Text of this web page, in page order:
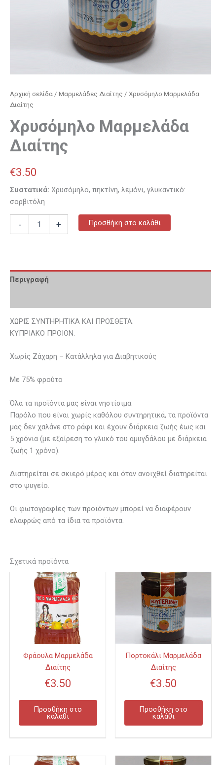
Αρχική σελίδα / Μαρμελάδες Διαίτης / Χρυσόμηλο Μαρμελάδα
Διαίτης
Χρυσόμηλο Μαρμελάδα
Διαίτης
€3.50
Συστατικά: Χρυσόμηλο, πηκτίνη, λεμόνι, γλυκαντικό:
σορβιτόλη
- + Προσθήκη στο καλάθι
Περιγραφή
ΧΩΡΙΣ ΣΥΝΤΗΡΗΤΙΚΑ ΚΑΙ ΠΡΟΣΘΕΤΑ.
ΚΥΠΡΙΑΚΟ ΠΡΟΙΟΝ.
Χωρίς Ζάχαρη – Κατάλληλα για Διαβητικούς
Με 75% φρούτο
Όλα τα προϊόντα μας είναι νηστίσιμα.
Παρόλο που είναι χωρίς καθόλου συντηρητικά, τα προϊόντα
μας δεν χαλάνε στο ράφι και έχουν διάρκεια ζωής έως και
5 χρόνια (με εξαίρεση το γλυκό του αμυγδάλου με διάρκεια
ζωής 1 χρόνο).
Διατηρείται σε σκιερό μέρος και όταν ανοιχθεί διατηρείται
στο ψυγείο.
Οι φωτογραφίες των προϊόντων μπορεί να διαφέρουν
ελαφρώς από τα ίδια τα προϊόντα.
Σχετικά προϊόντα
Φράουλα Μαρμελάδα
Διαίτης
€3.50
Προσθήκη στο
καλάθι
Πορτοκάλι Μαρμελάδα
Διαίτης
€3.50
Προσθήκη στο
καλάθι